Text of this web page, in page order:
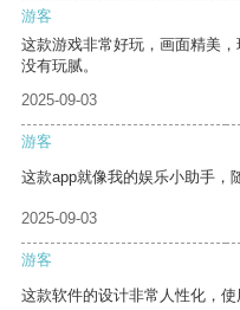
游客
这款游戏非常好玩，画面精美
没有玩腻。
2025-09-03
游客
这款app就像我的娱乐小助手，
2025-09-03
游客
这款软件的设计非常人性化，使